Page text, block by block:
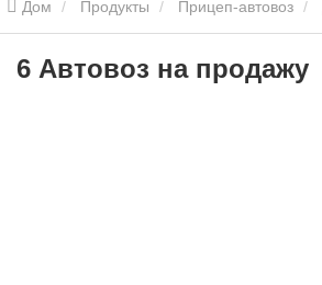
Дом Продукты Прицеп-автовоз
тягач
6 Автовоз на продажу